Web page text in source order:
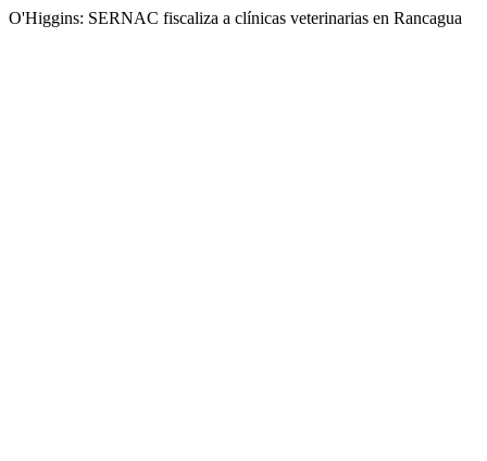
O'Higgins: SERNAC fiscaliza a clínicas veterinarias en Rancagua